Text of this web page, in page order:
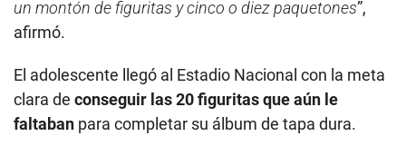
un montón de figuritas y cinco o diez paquetones”,
afirmó.
El adolescente llegó al Estadio Nacional con la meta
clara de conseguir las 20 figuritas que aún le
faltaban para completar su álbum de tapa dura.